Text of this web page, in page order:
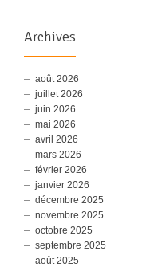
Archives
août 2026
juillet 2026
juin 2026
mai 2026
avril 2026
mars 2026
février 2026
janvier 2026
décembre 2025
novembre 2025
octobre 2025
septembre 2025
août 2025